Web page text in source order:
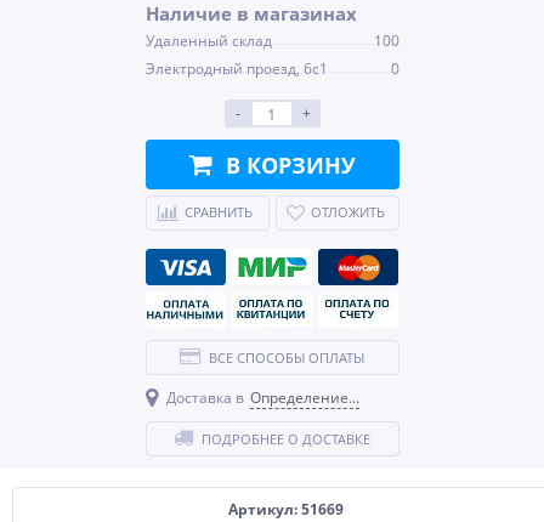
Артикул: 51669
Наличие в магазинах
Удаленный склад
100
Электродный проезд, 6с1
0
- +
В КОРЗИНУ
СРАВНИТЬ ОТЛОЖИТЬ
ВСЕ СПОСОБЫ ОПЛАТЫ
Доставка в Определение...
ПОДРОБНЕЕ О ДОСТАВКЕ